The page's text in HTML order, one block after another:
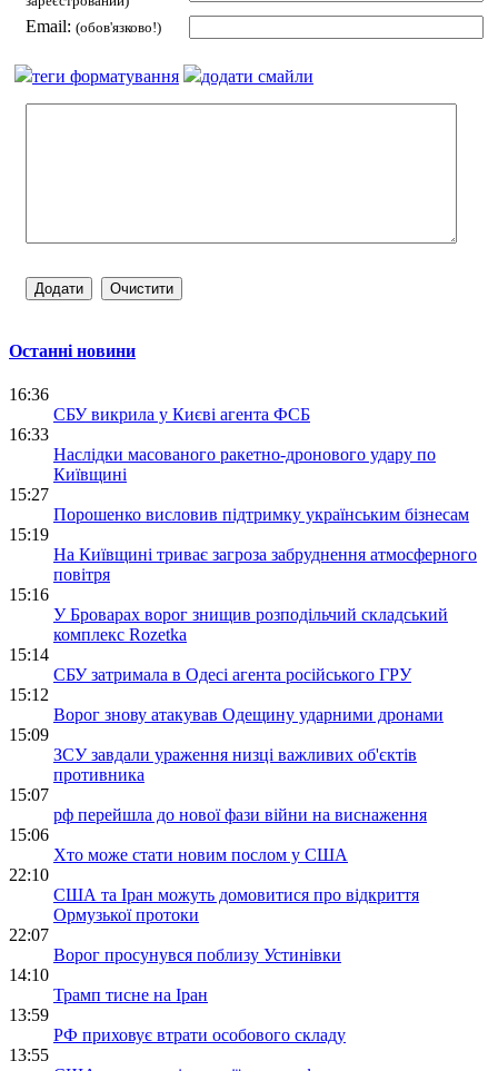
Email: (обов'язково!)
теги форматування додати смайли
Останні новини
16:36
СБУ викрила у Києві агента ФСБ
16:33
Наслідки масованого ракетно-дронового удару по
Київщині
15:27
Порошенко висловив підтримку українським бізнесам
15:19
На Київщині триває загроза забруднення атмосферного
повітря
15:16
У Броварах ворог знищив розподільчий складський
комплекс Rozetka
15:14
СБУ затримала в Одесі агента російського ГРУ
15:12
Ворог знову атакував Одещину ударними дронами
15:09
ЗСУ завдали ураження низці важливих об'єктів
противника
15:07
рф перейшла до нової фази війни на виснаження
15:06
Хто може стати новим послом у США
22:10
США та Іран можуть домовитися про відкриття
Ормузької протоки
22:07
Ворог просунувся поблизу Устинівки
14:10
Трамп тисне на Іран
13:59
РФ приховує втрати особового складу
13:55